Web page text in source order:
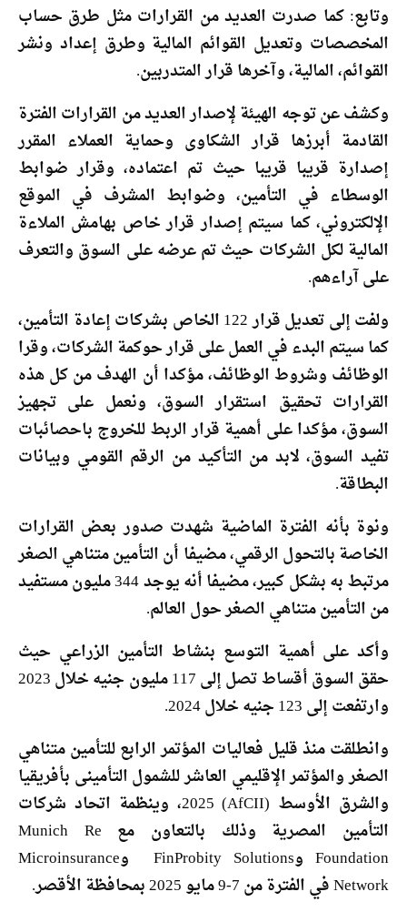
وتابع: كما صدرت العديد من القرارات مثل طرق حساب
المخصصات وتعديل القوائم المالية وطرق إعداد ونشر
القوائم، المالية، وآخرها قرار المتدربين.
وكشف عن توجه الهيئة لإصدار العديد من القرارات الفترة
القادمة أبرزها قرار الشكاوى وحماية العملاء المقرر
إصدارة قريبا قريبا حيث تم اعتماده، وقرار ضوابط
الوسطاء في التأمين، وضوابط المشرف في الموقع
الإلكتروني، كما سيتم إصدار قرار خاص بهامش الملاءة
المالية لكل الشركات حيث تم عرضه على السوق والتعرف
على آراءهم.
ولفت إلى تعديل قرار 122 الخاص بشركات إعادة التأمين،
كما سيتم البدء في العمل على قرار حوكمة الشركات، وقرا
الوظائف وشروط الوظائف، مؤكدا أن الهدف من كل هذه
القرارات تحقيق استقرار السوق، ونعمل على تجهيز
السوق، مؤكدا على أهمية قرار الربط للخروج باحصائبات
تفيد السوق، لابد من التأكيد من الرقم القومي وبيانات
البطاقة.
ونوة بأنه الفترة الماضية شهدت صدور بعض القرارات
الخاصة بالتحول الرقمي، مضيفا أن التأمين متناهي الصغر
مرتبط به بشكل كبير، مضيفا أنه يوجد 344 مليون مستفيد
من التأمين متناهي الصغر حول العالم.
وأكد على أهمية التوسع بنشاط التأمين الزراعي حيث
حقق السوق أقساط تصل إلى 117 مليون جنيه خلال 2023
وارتفعت إلى 123 جنيه خلال 2024.
وانطلقت منذ قليل فعاليات المؤتمر الرابع للتأمين متناهي
الصغر والمؤتمر الإقليمي العاشر للشمول التأمينى بأفريقيا
والشرق الأوسط (AfCII) 2025، وينظمة اتحاد شركات
التأمين المصرية وذلك بالتعاون مع Munich Re
Foundation وFinProbity Solutions وMicroinsurance
Network في الفترة من 7-9 مايو 2025 بمحافظة الأقصر.